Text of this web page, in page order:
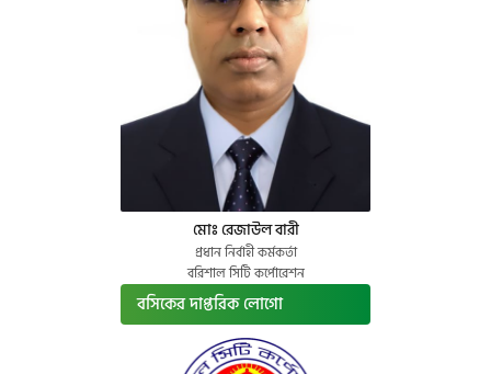
মোঃ রেজাউল বারী
প্রধান নির্বাহী কর্মকর্তা
বরিশাল সিটি কর্পোরেশন
বসিকের দাপ্তরিক লোগো